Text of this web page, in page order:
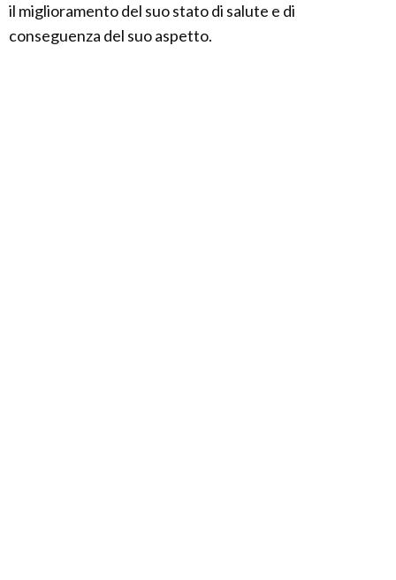
il miglioramento del suo stato di salute e di
conseguenza del suo aspetto.